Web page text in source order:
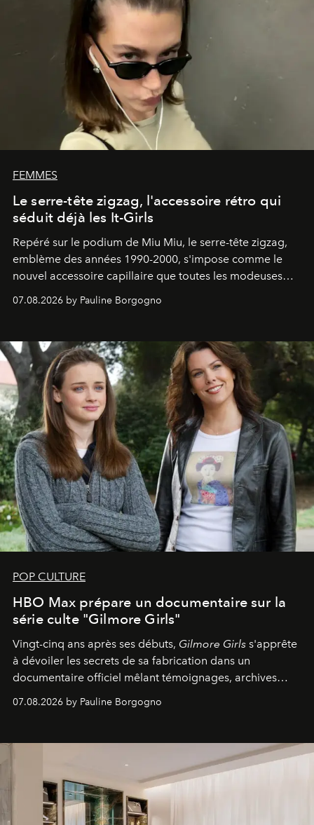
FEMMES
Le serre-tête zigzag, l'accessoire rétro qui
séduit déjà les It-Girls
Repéré sur le podium de Miu Miu, le serre-tête zigzag,
emblème des années 1990-2000, s'impose comme le
nouvel accessoire capillaire que toutes les modeuses
07.08.2026 by Pauline Borgogno
POP CULTURE
HBO Max prépare un documentaire sur la
série culte "Gilmore Girls"
Vingt-cinq ans après ses débuts, Gilmore Girls s'apprête
à dévoiler les secrets de sa fabrication dans un
documentaire officiel mêlant témoignages, archives
générationnel.
07.08.2026 by Pauline Borgogno